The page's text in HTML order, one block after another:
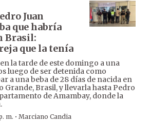
Juan
que habría
Brasil:
que la tenía
la tarde de este domingo a una
luego de ser detenida como
a una beba de 28 días de nacida en
Grande, Brasil, y llevarla hasta Pedro
de Amambay, donde la
m. · Marciano Candia